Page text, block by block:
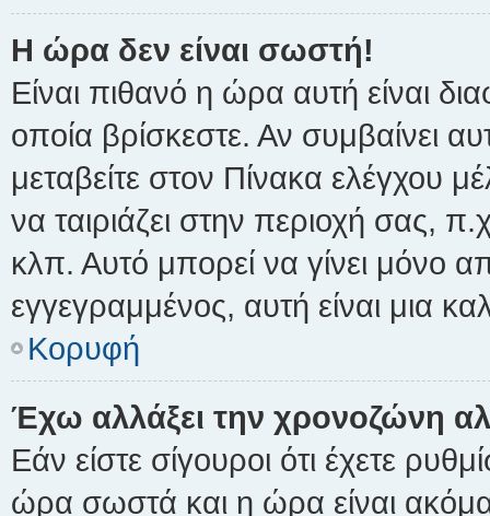
Η ώρα δεν είναι σωστή!
Είναι πιθανό η ώρα αυτή είναι
οποία βρίσκεστε. Αν συμβαίνει
μεταβείτε στον Πίνακα ελέγχου
να ταιριάζει στην περιοχή σας,
κλπ. Αυτό μπορεί να γίνει μόνο
εγγεγραμμένος, αυτή είναι μια
Κορυφή
Έχω αλλάξει την χρονοζώνη
Εάν είστε σίγουροι ότι έχετε
ώρα σωστά και η ώρα είναι